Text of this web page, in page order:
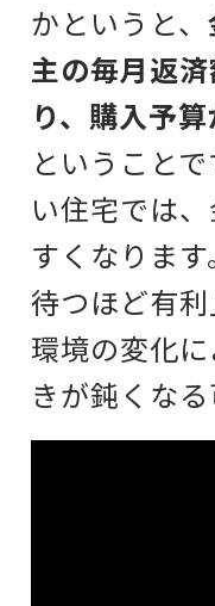
かというと、
主の毎月返
り、購入予
ということ
い住宅では
すくなりま
待つほど有
環境の変化
きが鈍くなる